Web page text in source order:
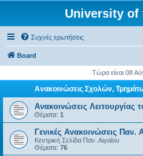
University of
Συχνές ερωτήσεις
Board
Τώρα είναι 08
Ανακοινώσεις Σχολών,
Ανακοινώσεις Λειτουργίας
Θέματα: 1
Γενικές Ανακοινώσεις Παν.
Κεντρική Σελίδα Παν. Αιγαίου
Θέματα: 76